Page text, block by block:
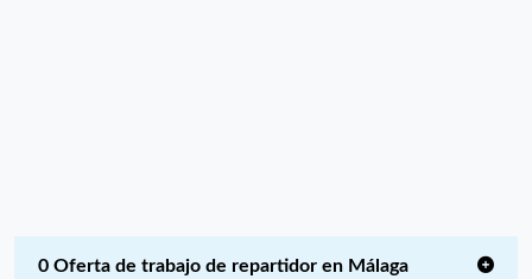
0 Oferta de trabajo de repartidor en Málaga